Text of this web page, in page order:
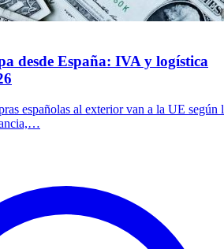
desde España: IVA y logística
españolas al exterior van a la UE según